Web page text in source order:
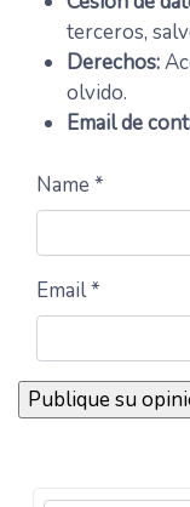
terceros,
Derechos:
olvido.
Email de
Name *
Email *